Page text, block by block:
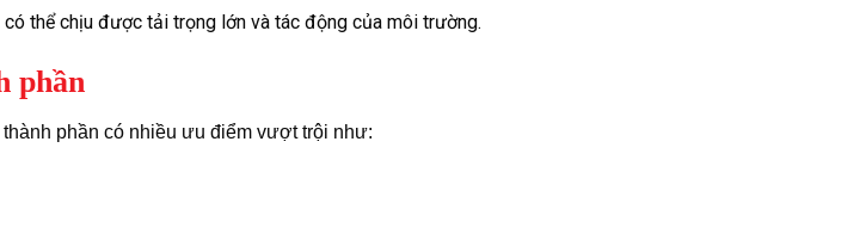
có thể chịu được tải trọng lớn và tác động của môi trường.
phần
phần có nhiều ưu điểm vượt trội như: